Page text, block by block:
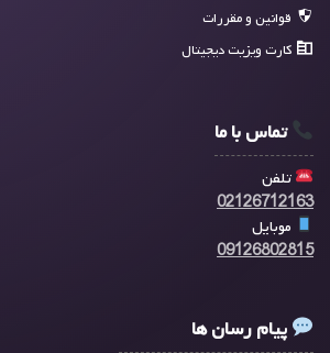
قوانین و مقررات
کارت ویزیت دیجیتال
تماس با ما
تلفن
02126712163
موبایل
09126802815
پیام رسان ها